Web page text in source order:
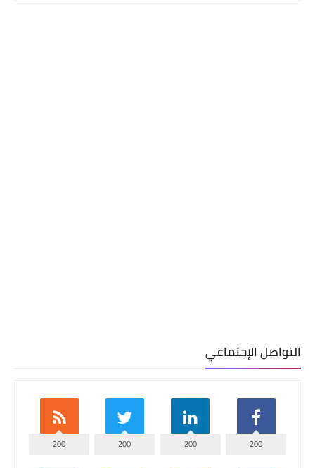
التواصل الإجتماعي
200
200
200
200